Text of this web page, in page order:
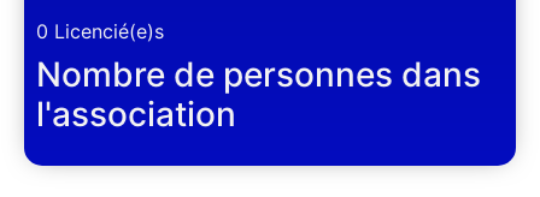
0 Licencié(e)s
Nombre de personnes dans
l'association